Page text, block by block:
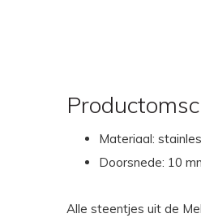
Materiaal:
Doorsnede: 10
Alle steentjes uit de